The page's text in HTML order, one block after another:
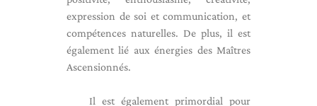
expression de soi et communication, et
compétences naturelles. De plus, il est
également lié aux énergies des Maîtres
Ascensionnés.
Il est également primordial pour